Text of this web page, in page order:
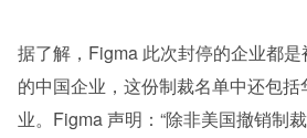
据了解，Figma 此次封停的企业都
的中国企业，这份制裁名单中还包
业。Figma 声明：“除非美国撤销制